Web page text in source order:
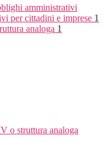
amministrativi
per cittadini e imprese 1
analoga 1
o struttura analoga